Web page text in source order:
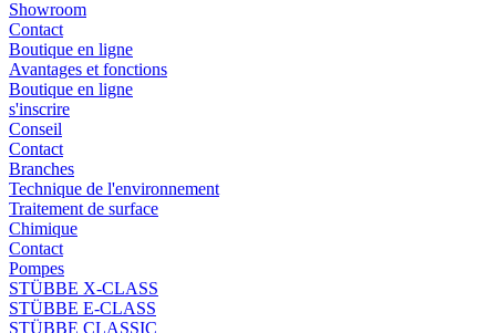
Showroom
Contact
Boutique en ligne
Avantages et fonctions
Boutique en ligne
s'inscrire
Conseil
Contact
Branches
Technique de l'environnement
Traitement de surface
Chimique
Contact
Pompes
STÜBBE X-CLASS
STÜBBE E-CLASS
STÜBBE CLASSIC